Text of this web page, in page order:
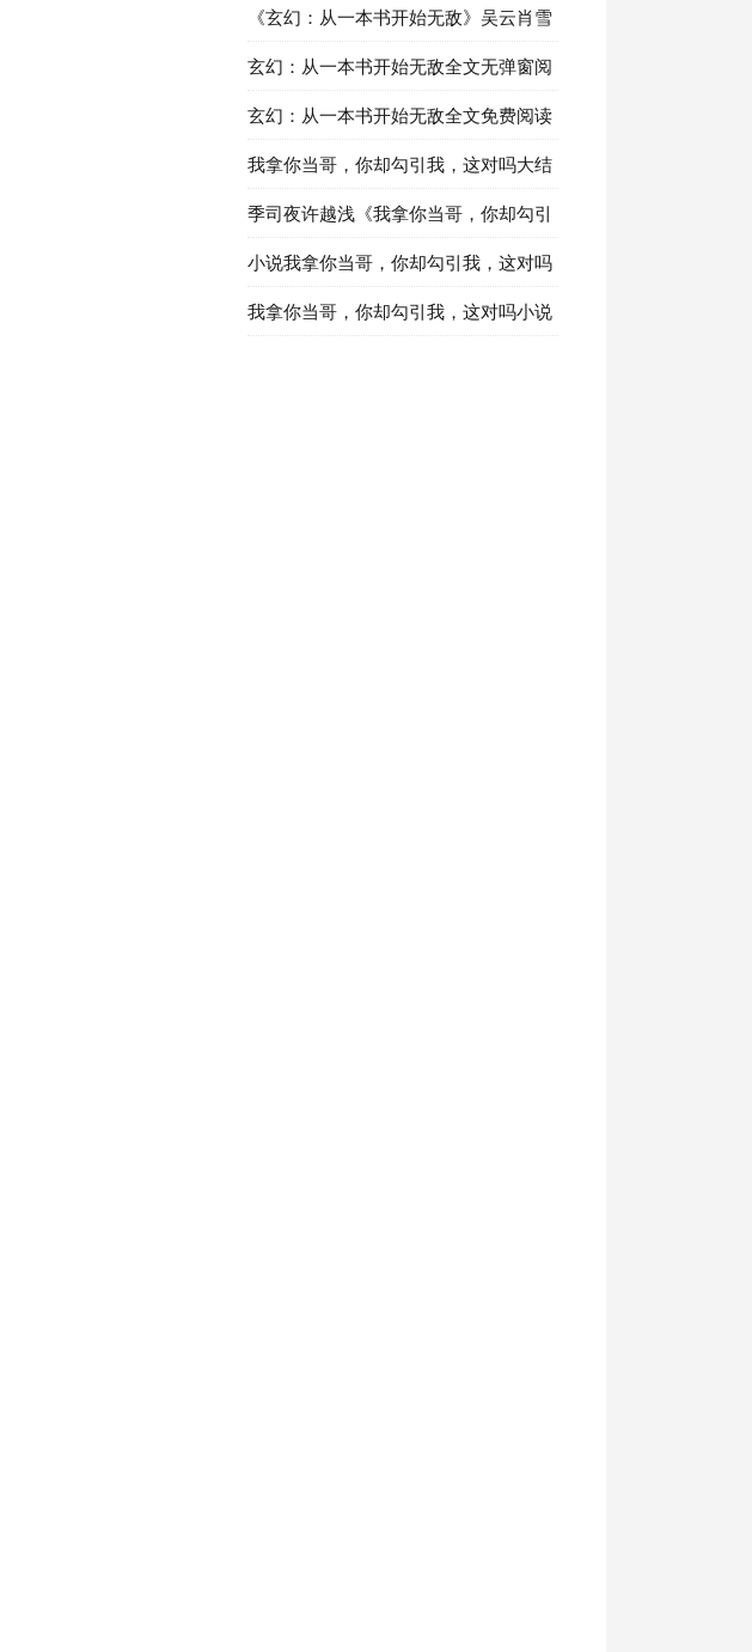
无敌》最新章节免费阅读
《玄幻：从一本书开始无敌》吴云肖雪
燕小说在线阅读全部章节
玄幻：从一本书开始无敌全文无弹窗阅
读 吴云肖雪燕章节更新阅读
玄幻：从一本书开始无敌全文免费阅读
精彩内容推荐：第1章少年吴云
我拿你当哥，你却勾引我，这对吗大结
局最新章节第八章装货
季司夜许越浅《我拿你当哥，你却勾引
我，这对吗》最新更新章节在线阅读
小说我拿你当哥，你却勾引我，这对吗
在哪里免费看 全部章节免费阅读
我拿你当哥，你却勾引我，这对吗小说